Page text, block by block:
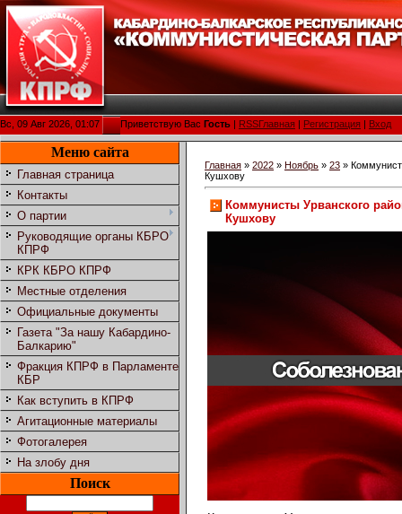
Вс, 09 Авг 2026, 01:07 Приветствую Вас Гость RSSГлавная Регистрация Вход
Меню сайта
Главная страница
Контакты
О партии
Руководящие органы КБРО
КПРФ
КРК КБРО КПРФ
Местные отделения
Официальные документы
Газета "За нашу Кабардино-
Балкарию"
Фракция КПРФ в Парламенте
КБР
Как вступить в КПРФ
Агитационные материалы
Фотогалерея
На злобу дня
Поиск
Главная » 2022 » Ноябрь » 23 »
Кушхову
Коммунисты Урванского
Кушхову